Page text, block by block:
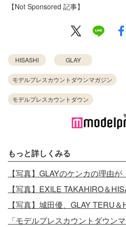
【Not Sponsored 記事】
HISASHI GLAY
モデルプレスカウントダウンマガジン
モデルプレスカウントダウン
もっと詳しくみる
【写真】GLAYのケンカの理由
「モデルプレスカウントダウン